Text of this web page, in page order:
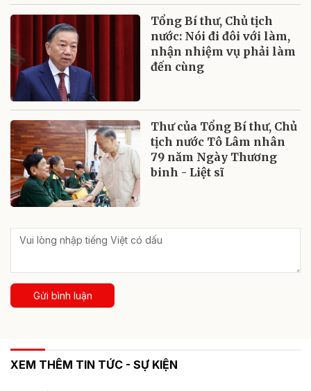
Tổng Bí thư, Chủ tịch
nước: Nói đi đôi với làm,
nhận nhiệm vụ phải làm
đến cùng
Thư của Tổng Bí thư, Chủ
tịch nước Tô Lâm nhân
79 năm Ngày Thương
binh - Liệt sĩ
Gửi bình luận
XEM THÊM TIN TỨC - SỰ KIỆN